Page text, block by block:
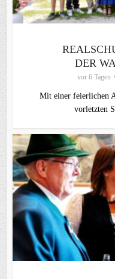
DER
vor 6 Tagen
Mit einer feierlichen
vorletzten